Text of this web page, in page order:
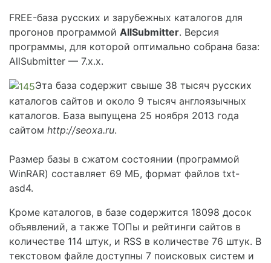
FREE-база русских и зарубежных каталогов для
прогонов программой AllSubmitter. Версия
программы, для которой оптимально собрана база:
AllSubmitter — 7.х.х.
Эта база содержит свыше 38 тысяч русских
каталогов сайтов и около 9 тысяч англоязычных
каталогов. База выпущена 25 ноября 2013 года
сайтом http://seoxa.ru.
Размер базы в сжатом состоянии (программой
WinRAR) составляет 69 МБ, формат файлов txt-
asd4.
Кроме каталогов, в базе содержится 18098 досок
объявлений, а также ТОПы и рейтинги сайтов в
количестве 114 штук, и RSS в количестве 76 штук. В
текстовом файле доступны 7 поисковых систем и